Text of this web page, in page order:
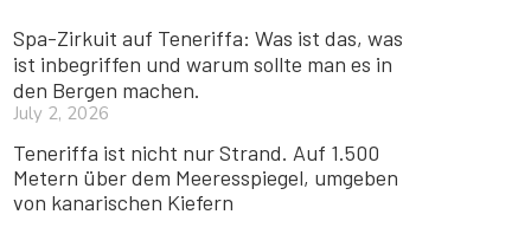
Spa-Zirkuit auf Teneriffa: Was ist das, was
ist inbegriffen und warum sollte man es in
den Bergen machen.
July 2, 2026
Teneriffa ist nicht nur Strand. Auf 1.500
Metern über dem Meeresspiegel, umgeben
von kanarischen Kiefern